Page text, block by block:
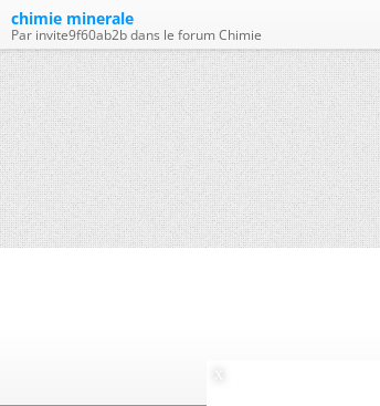
chimie minerale
Par invite9f60ab2b dans le forum Chimie